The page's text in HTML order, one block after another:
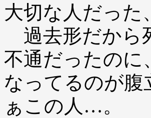
大切な人だった
過去形だから
不通だったのに
なってるのが腹
ぁこの人…。